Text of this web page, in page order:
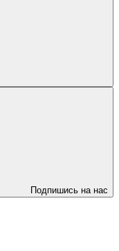
Подпишись на нас